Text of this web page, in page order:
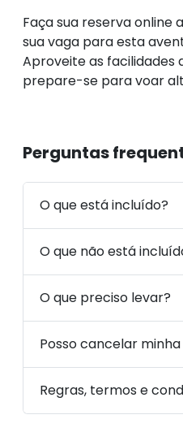
Faça sua reserva online
sua vaga para esta
Aproveite as facilidades
prepare-se para voar
Perguntas
O que está incluído?
O que não está
O que preciso levar?
Posso cancelar
Regras, termos e